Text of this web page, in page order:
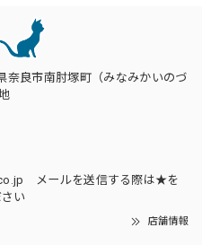
奈良市南肘塚町（みなみかいのづ
メールを送信する際は★を
い
店舗情報